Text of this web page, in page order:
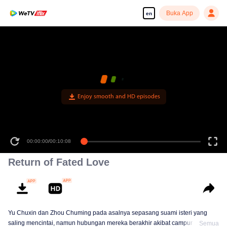
en Buka App
Enjoy smooth and HD episodes
00:00:00/00:10:08
Return of Fated Love
Yu Chuxin dan Zhou Chuming pada asalnya sepasang suami isteri yang
saling mencintai, namun hubungan mereka berakhir akibat campur tangan
Semua